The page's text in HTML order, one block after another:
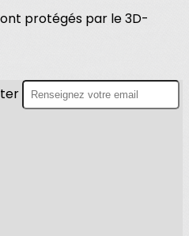
protégés par le 3D-